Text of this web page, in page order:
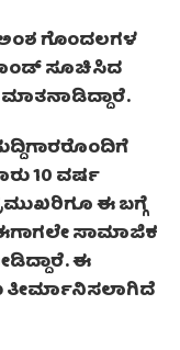
ಗೊಂದಲಗಳ
ಸೂಚಿಸಿದ
10 ವರ್ಷ
ಈ ಬಗ್ಗೆ
ಸಾಮಾಜಿಕ
ಈ
ತೀರ್ಮಾನಿಸಲಾಗಿದೆ